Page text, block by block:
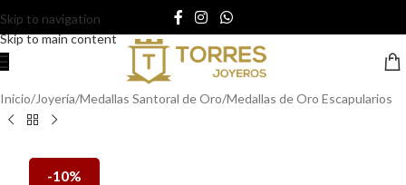
Skip to navigation
Skip to main content
Inicio/Joyería/Medallas Santoral de Oro/Medallas de Oro Escapularios
-10%